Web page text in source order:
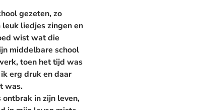
gezeten, zo
liedjes zingen en
wist wat die
middelbare school
toen het tijd was
erg druk en daar
was.
in zijn leven,